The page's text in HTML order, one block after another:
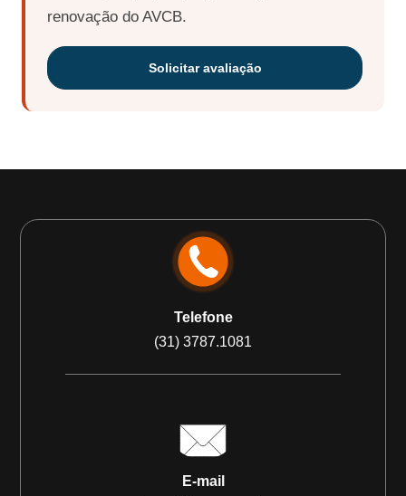
renovação do AVCB.
Solicitar avaliação
Telefone
(31) 3787.1081
E-mail